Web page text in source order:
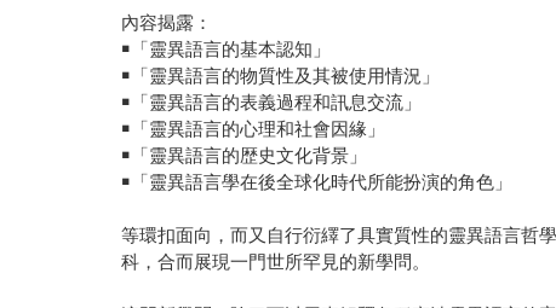
內容揭露：
￭「靈異語言的基本認知」
￭「靈異語言的物質性及其被使用情況」
￭「靈異語言的表義過程和訊息交流」
￭「靈異語言的心理和社會因緣」
￭「靈異語言的歴史文化背景」
￭「靈異語言學在後全球化時代所能扮演的角色」
等環扣面向，而又自行衍繹了具實質性的靈異語言哲
科，合而展現一門世所罕見的新學問。